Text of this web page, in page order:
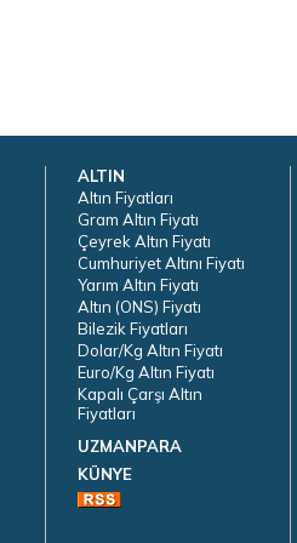
ALTIN
Altın Fiyatları
Gram Altın Fiyatı
Çeyrek Altın Fiyatı
Cumhuriyet Altını Fiyatı
Yarım Altın Fiyatı
Altın (ONS) Fiyatı
Bilezik Fiyatları
Dolar/Kg Altın Fiyatı
Euro/Kg Altın Fiyatı
Kapalı Çarşı Altın
Fiyatları
UZMANPARA
KÜNYE